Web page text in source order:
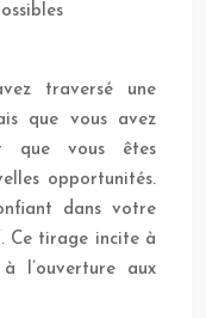
traversé une
que vous avez
que vous êtes
opportunités.
dans votre
Ce tirage incite à
l’ouverture aux